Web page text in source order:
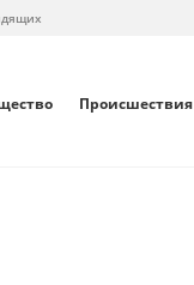
Происшествия